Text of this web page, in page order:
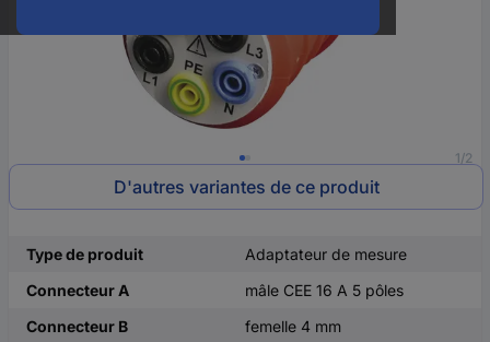
1/2
D'autres variantes de ce produit
Type de produit
Adaptateur de mesure
Connecteur A
mâle CEE 16 A 5 pôles
Connecteur B
femelle 4 mm